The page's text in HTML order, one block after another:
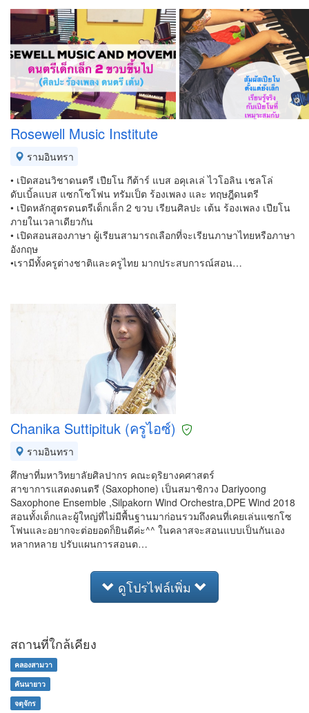
Rosewell Music Institute
รามอินทรา
• เปิดสอนวิชาดนตรี เปียโน กีต้าร์ แบส อคุเลเล่ ไวโอลิน เชลโล่
ดับเบิ้ลแบส แซกโซโฟน ทรัมเป็ต ร้องเพลง และ ทฤษฎีดนตรี
• เปิดหลักสูตรดนตรีเด็กเล็ก 2 ขวบ เรียนศิลปะ เต้น ร้องเพลง เปียโน
ภายในเวลาเดียวกัน
• เปิดสอนสองภาษา ผู้เรียนสามารถเลือกที่จะเรียนภาษาไทยหรือภาษา
อังกฤษ
•เรามีทั้งครูต่างชาติและครูไทย มากประสบการณ์สอน…
Chanika Suttipituk (ครูไอซ์)
รามอินทรา
ศึกษาที่มหาวิทยาลัยศิลปากร คณะดุริยางคศาสตร์
สาขาการแสดงดนตรี (Saxophone) เป็นสมาชิกวง Dariyoong
Saxophone Ensemble ,Silpakorn Wind Orchestra,DPE Wind 2018
สอนทั้งเด็กและผู้ใหญ่ที่ไม่มีพื้นฐานมาก่อนรวมถึงคนที่เคยเล่นแซกโซ
โฟนและอยากจะต่อยอดก็ยินดีค่ะ^^ ในคลาสจะสอนแบบเป็นกันเอง
หลากหลาย ปรับแผนการสอนต…
ดูโปรไฟล์เพิ่ม
สถานที่ใกล้เคียง
คลองสามวา
คันนายาว
จตุจักร